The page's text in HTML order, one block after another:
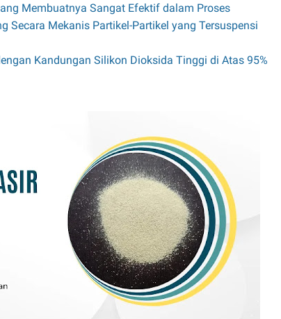
Membuatnya Sangat Efektif dalam Proses
Secara Mekanis Partikel-Partikel yang Tersuspensi
Kandungan Silikon Dioksida Tinggi di Atas 95%